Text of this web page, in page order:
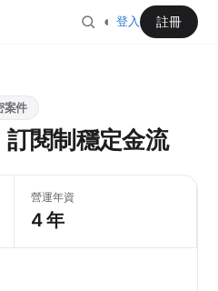
◐ 登入 註冊
案件
閱制穩定金流
營運年資
4 年